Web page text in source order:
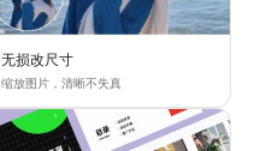
无损改尺寸
缩放图片，清晰不失真